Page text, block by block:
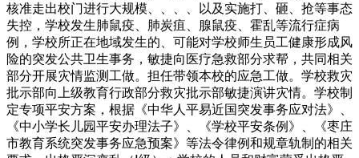
核准走出校门进行大规模、、、、以及实施打、砸、抢等事态
失控，学校发生肺鼠疫、肺炭疽、腺鼠疫、霍乱等流行症病
例，学校所正在地域发生的、可能对学校师生员工健康形成风
险的突发公共卫生事务，敏捷向医疗急救部分求帮，共同相关
部分开展灾情监测工做。担任带领本校的应急工做。学校救灾
批示部向上级教育行政部分救灾批示部敏捷演讲灾情。学校制
定专项平安方案，根据《中华人平易近国突发事务应对法》、
《中小学长儿园平安办理法子》、《学校平安条例》、《枣庄
市教育系统突发事务应急预案》等法令律例和规章轨制的相关